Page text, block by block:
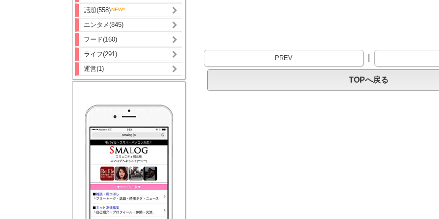
話題(558)
エンタメ(845)
フード(160)
ライフ(291)
運営(1)
PREV
TOPへ戻る